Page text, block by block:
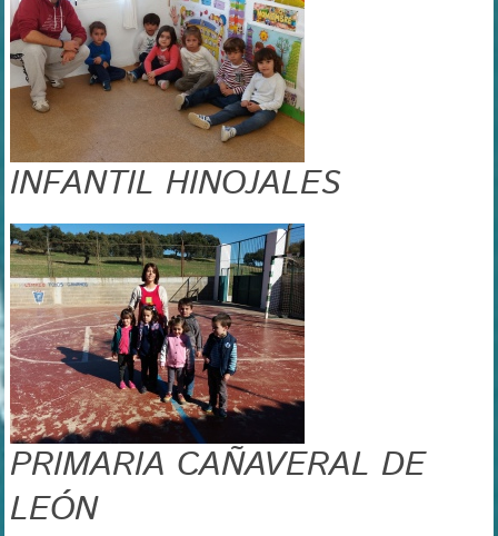
INFANTIL HINOJALES
PRIMARIA CAÑAVERAL DE
LEÓN